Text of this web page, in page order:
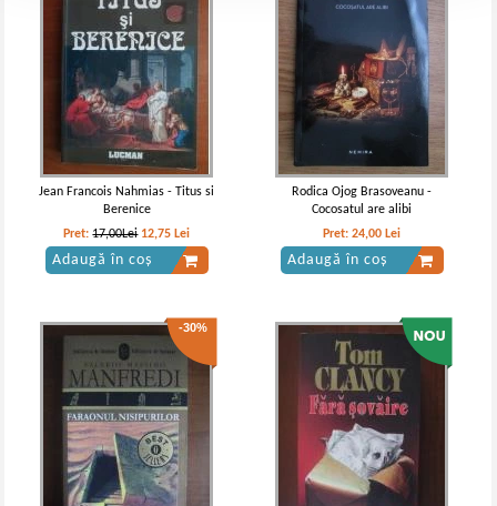
Jean Francois Nahmias - Titus si
Berenice
Pret:17,00Lei 12,75 Lei
Adaugă în coș
Rodica Ojog Brasoveanu -
Cocosatul are alibi
Pret:24,00 Lei
Adaugă în coș
-30%